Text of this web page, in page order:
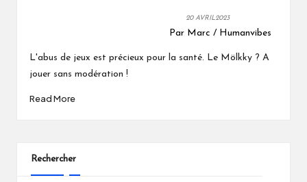
20 AVRIL2023
Par Marc / Humanvibes
L'abus de jeux est précieux pour la santé. Le Mölkky ? A
jouer sans modération !
Read More
Rechercher